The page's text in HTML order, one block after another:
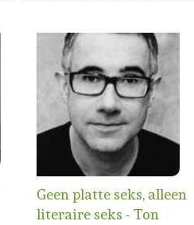
Geen platte seks, alleen
literaire seks - Ton